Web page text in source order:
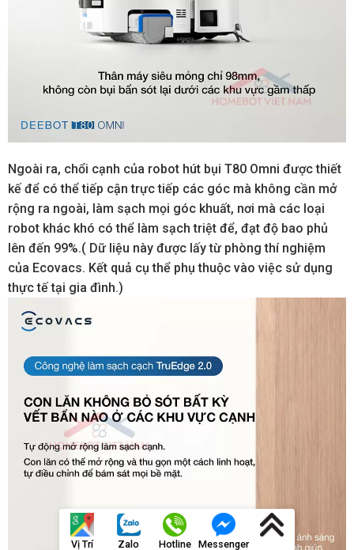
Ngoài ra, chổi cạnh của robot hút bụi T80 Omni được thiết
kế để có thể tiếp cận trực tiếp các góc mà không cần mở
rộng ra ngoài, làm sạch mọi góc khuất, nơi mà các loại
robot khác khó có thể làm sạch triệt để, đạt độ bao phủ
lên đến 99%.( Dữ liệu này được lấy từ phòng thí nghiệm
của Ecovacs. Kết quả cụ thể phụ thuộc vào việc sử dụng
thực tế tại gia đình.)
Vị Trí Zalo Hotline Messenger